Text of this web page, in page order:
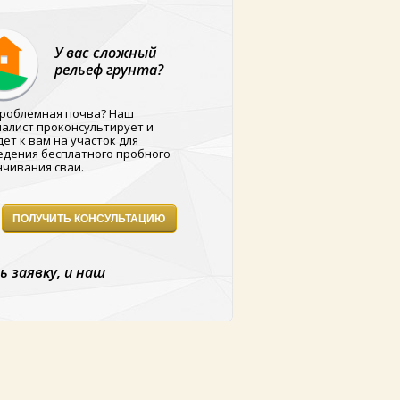
У вас сложный
рельеф грунта?
почва? Наш
проконсультирует и
к вам на участок для
бесплатного пробного
сваи.
ПОЛУЧИТЬ КОНСУЛЬТАЦИЮ
заявку, и наш